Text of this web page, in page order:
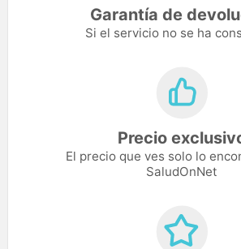
Garantía de
Si el servicio no se ha
Precio
El precio que ves solo lo
SaludOnNet